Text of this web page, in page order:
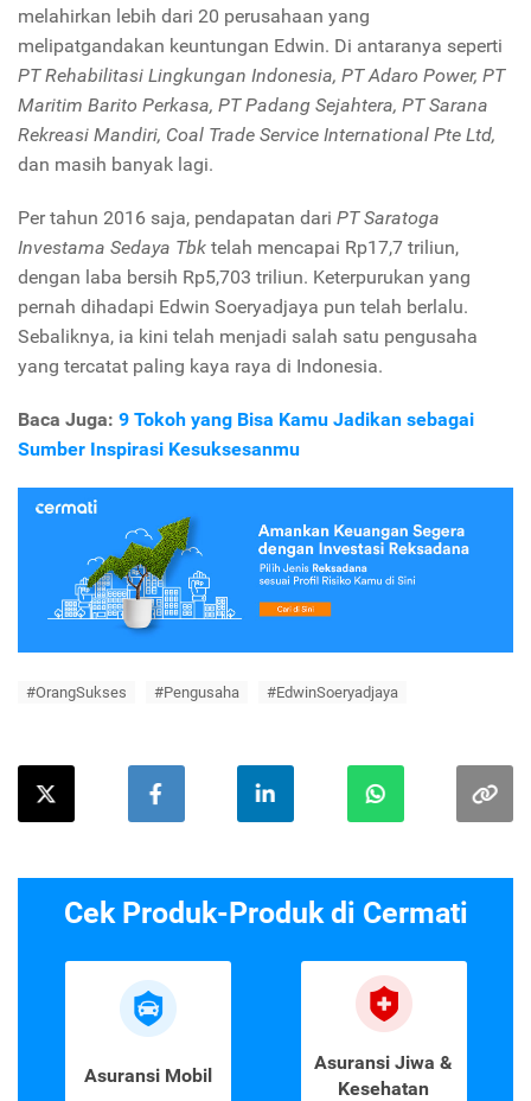
melahirkan lebih dari 20 perusahaan yang
melipatgandakan keuntungan Edwin. Di antaranya seperti
PT Rehabilitasi Lingkungan Indonesia, PT Adaro Power, PT
Maritim Barito Perkasa, PT Padang Sejahtera, PT Sarana
Rekreasi Mandiri, Coal Trade Service International Pte Ltd,
dan masih banyak lagi.
Per tahun 2016 saja, pendapatan dari PT Saratoga
Investama Sedaya Tbk telah mencapai Rp17,7 triliun,
dengan laba bersih Rp5,703 triliun. Keterpurukan yang
pernah dihadapi Edwin Soeryadjaya pun telah berlalu.
Sebaliknya, ia kini telah menjadi salah satu pengusaha
yang tercatat paling kaya raya di Indonesia.
Baca Juga: 9 Tokoh yang Bisa Kamu Jadikan sebagai
Sumber Inspirasi Kesuksesanmu
#OrangSukses #Pengusaha #EdwinSoeryadjaya
Cek Produk-Produk di Cermati
Asuransi Mobil
Asuransi Jiwa &
Kesehatan